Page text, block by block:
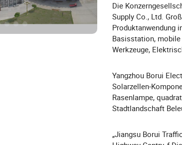
Die
Supply Co., Ltd.
Produktanwendung
Basisstation,
Werkzeuge,
Yangzhou Borui
Solarzellen-
Rasenlampe,
Stadtlandschaft
„Jiangsu Borui